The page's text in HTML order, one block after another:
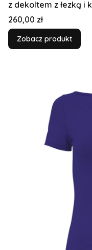
z dekoltem z łezką i
Cena
260,00 zł
Zobacz produkt